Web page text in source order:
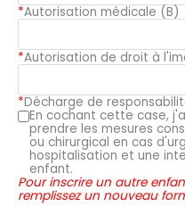
*Autorisation médicale (B)
*Autorisation de droit à
*Décharge de
En cochant cette case,
prendre les mesures
ou chirurgical en cas
hospitalisation et une
enfant.
Pour inscrire un autre
remplissez un nouveau